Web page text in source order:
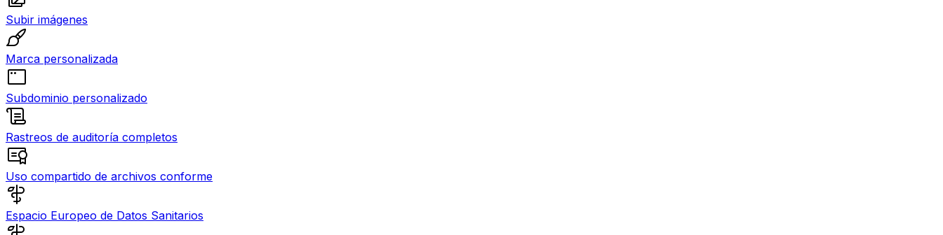
Subir imágenes
Marca personalizada
Subdominio personalizado
Rastreos de auditoría completos
Uso compartido de archivos conforme
Espacio Europeo de Datos Sanitarios